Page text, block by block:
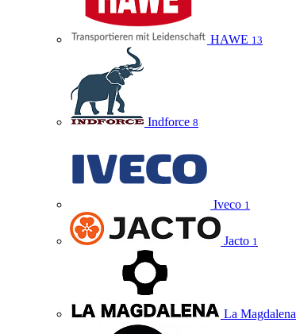
HAWE 13
Indforce 8
Iveco 1
Jacto 1
La Magdalena